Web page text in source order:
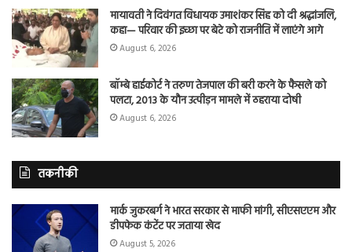
मायावती ने दिवंगत विधायक उमाशंकर सिंह को दी श्रद्धांजलि,
कहा— परिवार की इच्छा पर बेटे को राजनीति में लाएंगे आगे
August 6, 2026
बॉम्बे हाईकोर्ट ने तरुण तेजपाल की बरी करने के फैसले को
पलटा, 2013 के यौन उत्पीड़न मामले में ठहराया दोषी
August 6, 2026
तकनीकी
मार्क जुकरबर्ग ने भारत सरकार से माफी मांगी, सीएसएएम और
डीपफेक कंटेंट पर जताया खेद
August 5, 2026